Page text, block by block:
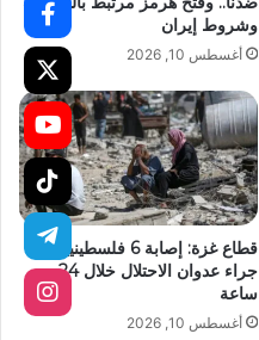
وشروط إيران
أغسطس 10, 2026
قطاع غزة: إصابة 6 فلسطينيين
جراء عدوان الاحتلال خلال 24
ساعة
أغسطس 10, 2026